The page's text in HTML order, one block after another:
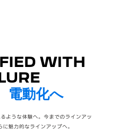
WITH
電動化へ
ような体験へ。今までのラインアッ
魅力的なラインアップへ。